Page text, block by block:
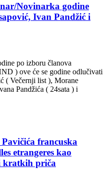
Novinarka godine
Ivan Pandžić i
po izboru članova
) ove će se godine odlučivati
( Večernji list ), Morane
Pandžića ( 24sata ) i
francuska
etrangeres kao
kratkih priča